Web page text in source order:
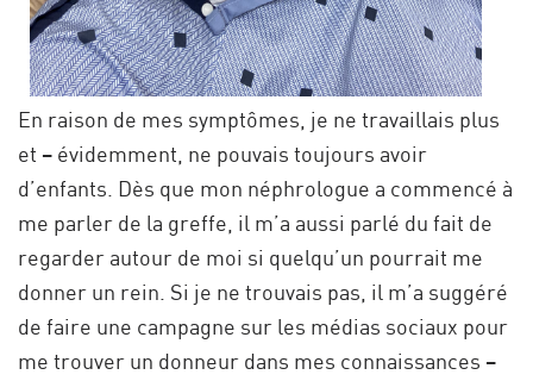
En raison de mes symptômes, je ne travaillais plus
et – évidemment, ne pouvais toujours avoir
d’enfants. Dès que mon néphrologue a commencé à
me parler de la greffe, il m’a aussi parlé du fait de
regarder autour de moi si quelqu’un pourrait me
donner un rein. Si je ne trouvais pas, il m’a suggéré
de faire une campagne sur les médias sociaux pour
me trouver un donneur dans mes connaissances –